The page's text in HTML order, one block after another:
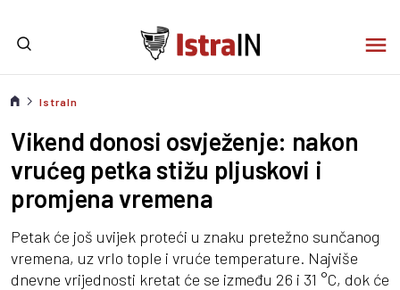
IstraIn
Vikend donosi osvježenje: nakon
vrućeg petka stižu pljuskovi i
promjena vremena
Petak će još uvijek proteći u znaku pretežno sunčanog
vremena, uz vrlo tople i vruće temperature. Najviše
dnevne vrijednosti kretat će se između 26 i 31 °C, dok će